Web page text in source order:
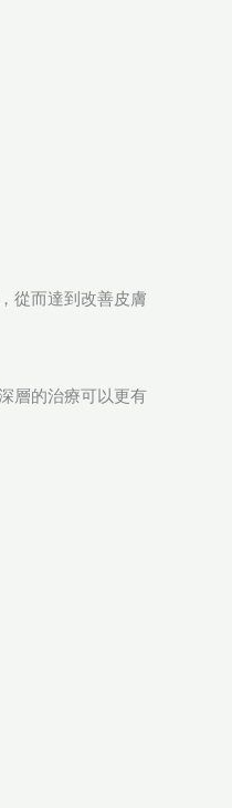
從而達到改善皮膚
層的治療可以更有